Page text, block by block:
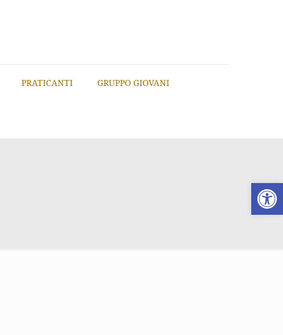
Apri
PRATICANTI GRUPPO GIOVANI